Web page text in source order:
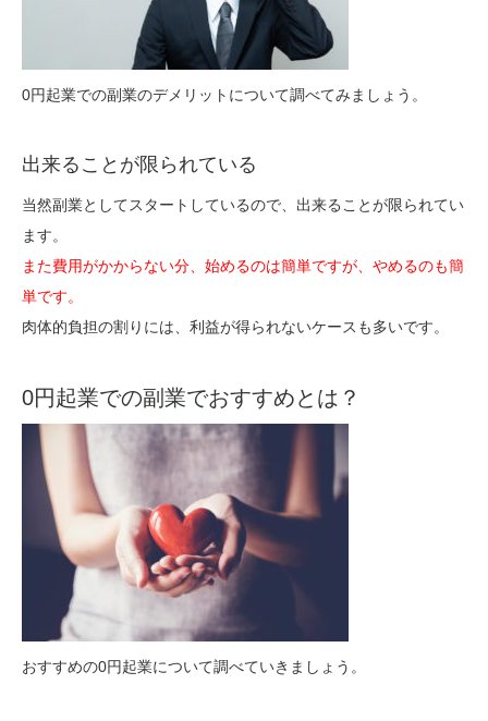
0円起業での副業のデメリットについて調べてみましょう。
出来ることが限られている
当然副業としてスタートしているので、出来ることが限られてい
ます。
また費用がかからない分、始めるのは簡単ですが、やめるのも簡
単です。
肉体的負担の割りには、利益が得られないケースも多いです。
0円起業での副業でおすすめとは？
おすすめの0円起業について調べていきましょう。